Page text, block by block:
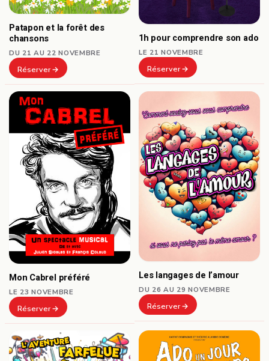
Patapon et la forêt des
chansons
DU 21 AU 22 NOVEMBRE
Réserver
1h pour comprendre son ado
LE 21 NOVEMBRE
Réserver
Mon Cabrel préféré
LE 23 NOVEMBRE
Réserver
Les langages de l’amour
DU 26 AU 29 NOVEMBRE
Réserver